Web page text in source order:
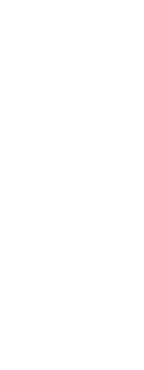
12000 руб.
12000 руб.
12000 руб.